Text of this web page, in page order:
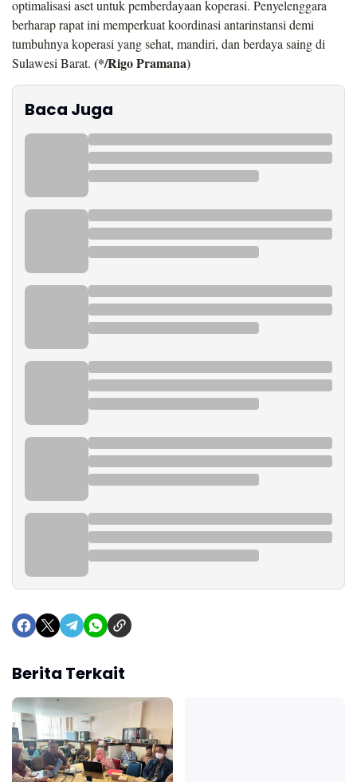
optimalisasi aset untuk pemberdayaan koperasi. Penyelenggara
berharap rapat ini memperkuat koordinasi antarinstansi demi
tumbuhnya koperasi yang sehat, mandiri, dan berdaya saing di
Sulawesi Barat. (*/Rigo Pramana)
Baca Juga
Berita Terkait